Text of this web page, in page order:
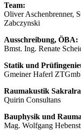
Team:
Oliver Aschenbrenner,
Zabczynski
Ausschreibung, ÖBA:
Bmst. Ing. Renate
Statik und
Gmeiner Haferl
Raumakustik
Quirin Consultans
Bauphysik und
Mag. Wolfgang